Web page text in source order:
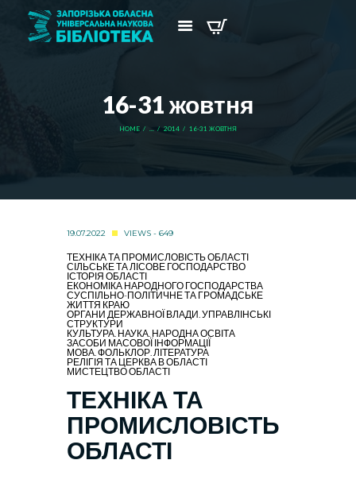
16-31 жовтня
HOME ... 2014 16-31 ЖОВТНЯ
19.07.2022 VIEWS - 649
ТЕХНІКА ТА ПРОМИСЛОВІСТЬ ОБЛАСТІ
СІЛЬСЬКЕ ТА ЛІСОВЕ ГОСПОДАРСТВО
ІСТОРІЯ ОБЛАСТІ
ЕКОНОМІКА НАРОДНОГО ГОСПОДАРСТВА
СУСПІЛЬНО-ПОЛІТИЧНЕ ТА ГРОМАДСЬКЕ
ЖИТТЯ КРАЮ
ОРГАНИ ДЕРЖАВНОЇ ВЛАДИ. УПРАВЛІНСЬКІ
СТРУКТУРИ
КУЛЬТУРА. НАУКА. НАРОДНА ОСВІТА
ЗАСОБИ МАСОВОЇ ІНФОРМАЦІЇ
МОВА. ФОЛЬКЛОР. ЛІТЕРАТУРА
РЕЛІГІЯ ТА ЦЕРКВА В ОБЛАСТІ
МИСТЕЦТВО ОБЛАСТІ
ТЕХНІКА ТА
ПРОМИСЛОВІСТЬ
ОБЛАСТІ